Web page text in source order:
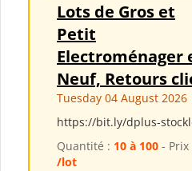
Lots de Gros et
Petit
Electroménager
Neuf, Retours
Tuesday 04 August 2026
https://bit.ly/dplus-
Quantité : 10 à 100 - Prix
/lot